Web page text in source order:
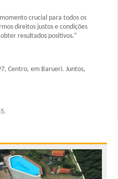
crucial para todos os
direitos justos e condições
resultados positivos.”
Centro, em Barueri. Juntos,